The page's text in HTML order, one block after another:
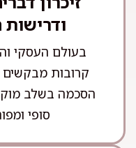
ודרישות
בעולם העסקי
קרובות
הסכמה בשלב
סופי